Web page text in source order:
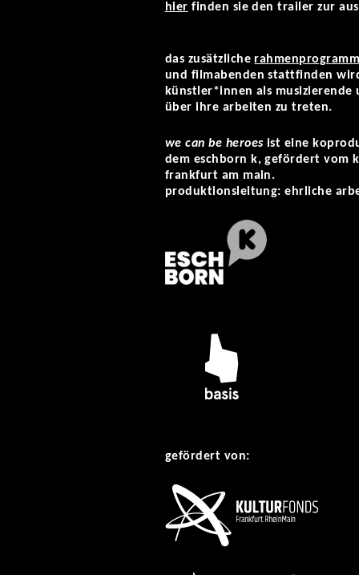
hier finden sie den trailer zur
das zusätzliche
und filmabenden stattfinden
künstler*innen als
über ihre arbeiten zu treten.
we can be heroesist eine
dem eschborn k, gefördert vom
frankfurt am main.
produktionsleitung: ehrliche
gefördert von: